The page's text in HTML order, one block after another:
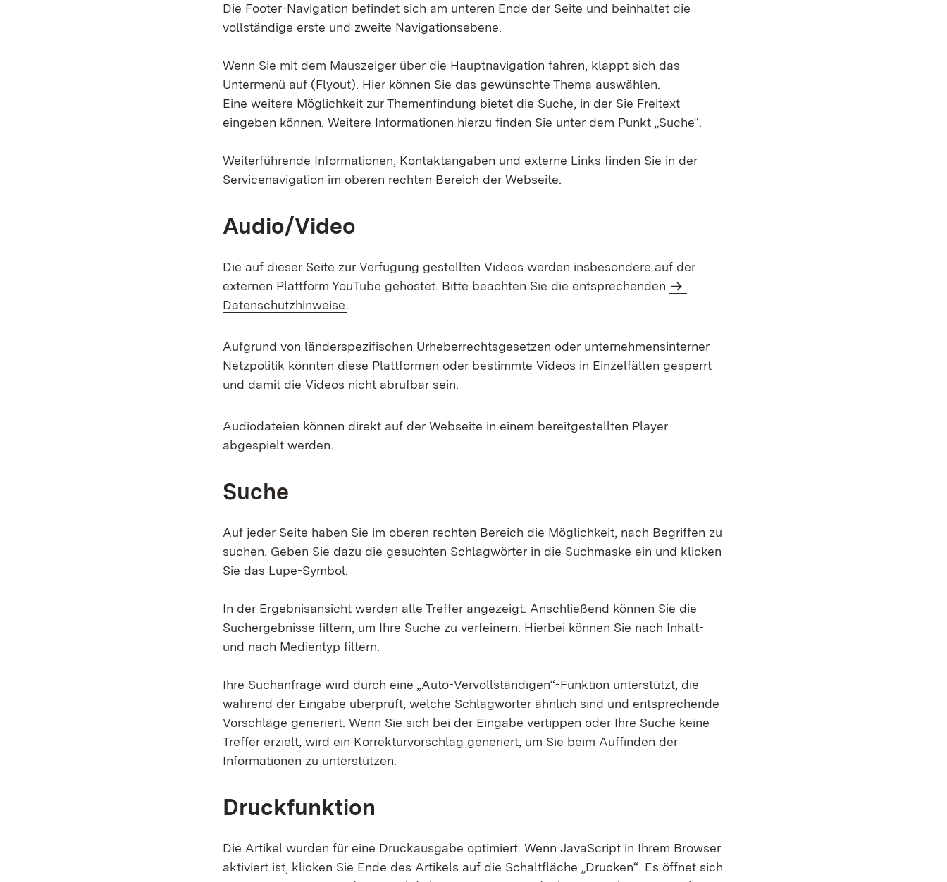
Die Footer-Navigation befindet sich am unteren Ende der Seite und beinhaltet die
vollständige erste und zweite Navigationsebene.
Wenn Sie mit dem Mauszeiger über die Hauptnavigation fahren, klappt sich das
Untermenü auf (Flyout). Hier können Sie das gewünschte Thema auswählen.
Eine weitere Möglichkeit zur Themenfindung bietet die Suche, in der Sie Freitext
eingeben können. Weitere Informationen hierzu finden Sie unter dem Punkt „Suche“.
Weiterführende Informationen, Kontaktangaben und externe Links finden Sie in der
Servicenavigation im oberen rechten Bereich der Webseite.
Audio/Video
Die auf dieser Seite zur Verfügung gestellten Videos werden insbesondere auf der
externen Plattform YouTube gehostet. Bitte beachten Sie die entsprechenden
Datenschutzhinweise.
Aufgrund von länderspezifischen Urheberrechtsgesetzen oder unternehmensinterner
Netzpolitik könnten diese Plattformen oder bestimmte Videos in Einzelfällen gesperrt
und damit die Videos nicht abrufbar sein.
Audiodateien können direkt auf der Webseite in einem bereitgestellten Player
abgespielt werden.
Suche
Auf jeder Seite haben Sie im oberen rechten Bereich die Möglichkeit, nach Begriffen zu
suchen. Geben Sie dazu die gesuchten Schlagwörter in die Suchmaske ein und klicken
Sie das Lupe-Symbol.
In der Ergebnisansicht werden alle Treffer angezeigt. Anschließend können Sie die
Suchergebnisse filtern, um Ihre Suche zu verfeinern. Hierbei können Sie nach Inhalt-
und nach Medientyp filtern.
Ihre Suchanfrage wird durch eine „Auto-Vervollständigen“-Funktion unterstützt, die
während der Eingabe überprüft, welche Schlagwörter ähnlich sind und entsprechende
Vorschläge generiert. Wenn Sie sich bei der Eingabe vertippen oder Ihre Suche keine
Treffer erzielt, wird ein Korrekturvorschlag generiert, um Sie beim Auffinden der
Informationen zu unterstützen.
Druckfunktion
Die Artikel wurden für eine Druckausgabe optimiert. Wenn JavaScript in Ihrem Browser
aktiviert ist, klicken Sie Ende des Artikels auf die Schaltfläche „Drucken“. Es öffnet sich